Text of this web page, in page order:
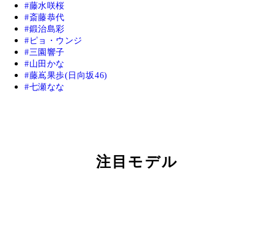
藤水咲桜
斎藤恭代
鍛治島彩
ピョ・ウンジ
三園響子
山田かな
藤嶌果歩(日向坂46)
七瀬なな
注目モデル